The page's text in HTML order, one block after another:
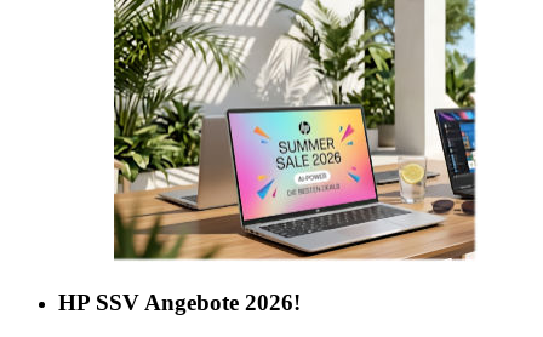
HP SSV Angebote 2026!